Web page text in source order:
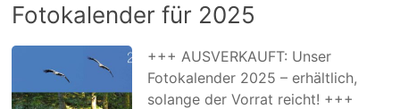
Fotokalender für 2025
+++ AUSVERKAUFT: Unser
Fotokalender 2025 – erhältlich,
solange der Vorrat reicht! +++